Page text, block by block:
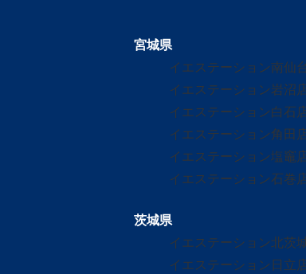
宮城県
イエステーション南仙
イエステーション岩沼
イエステーション白石
イエステーション角田
イエステーション塩竈
イエステーション石巻
茨城県
イエステーション北茨
イエステーション日立